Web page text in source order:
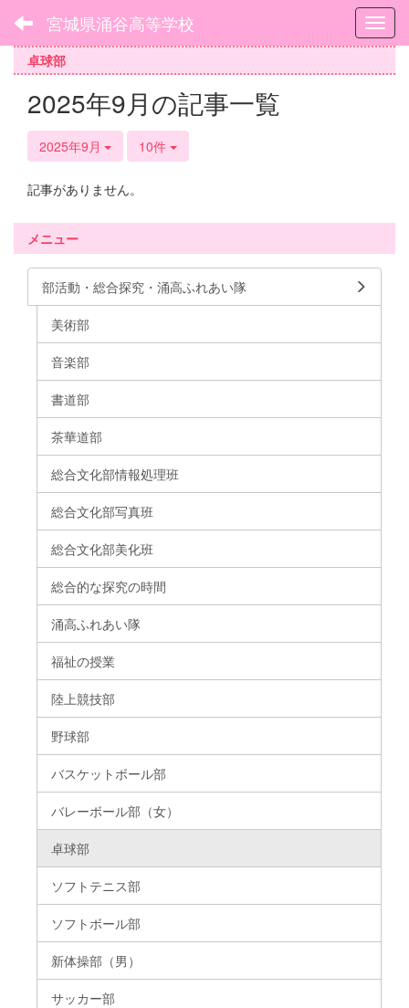
宮城県涌谷高等学校
卓球部
2025年9月の記事一覧
2025年9月 10件
記事がありません。
メニュー
部活動・総合探究・涌高ふれあい隊
美術部
音楽部
書道部
茶華道部
総合文化部情報処理班
総合文化部写真班
総合文化部美化班
総合的な探究の時間
涌高ふれあい隊
福祉の授業
陸上競技部
野球部
バスケットボール部
バレーボール部（女）
卓球部
ソフトテニス部
ソフトボール部
新体操部（男）
サッカー部